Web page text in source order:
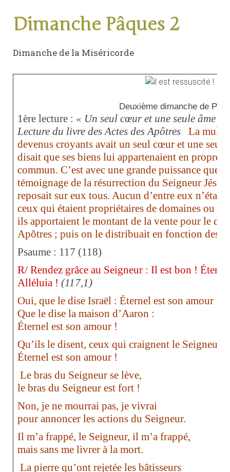
Dimanche Pâques 2
Dimanche de la Miséricorde
Deuxième dimanche de
1ère lecture : « Un seul cœur et une seule âme »
Lecture du livre des Actes des Apôtres
La
devenus croyants avait un seul cœur et une seule
disait que ses biens lui appartenaient en propre,
commun. C’est avec une grande puissance que
témoignage de la résurrection du Seigneur
reposait sur eux tous. Aucun d’entre eux n’était
ceux qui étaient propriétaires de domaines ou
ils apportaient le montant de la vente pour le
Apôtres ; puis on le distribuait en fonction des
Psaume : 117 (118)
R/ Rendez grâce au Seigneur : Il est bon !
Alléluia ! (117,1)
Oui, que le dise Israël : Éternel est son amour !
Que le dise la maison d’Aaron :
Éternel est son amour !
Qu’ils le disent, ceux qui craignent le Seigneur :
Éternel est son amour !
Le bras du Seigneur se lève,
le bras du Seigneur est fort !
Non, je ne mourrai pas, je vivrai
pour annoncer les actions du Seigneur.
Il m’a frappé, le Seigneur, il m’a frappé,
mais sans me livrer à la mort.
La pierre qu’ont rejetée les bâtisseurs